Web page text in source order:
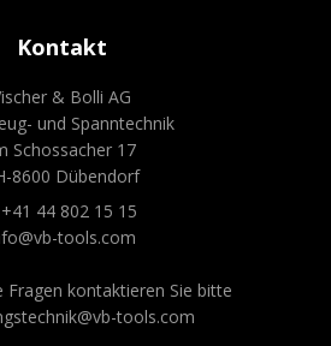
Kontakt
& Bolli AG
und Spanntechnik
Schossacher 17
8600 Dübendorf
44 802 15 15
tools.com
Fragen kontaktieren Sie bitte
tools.com